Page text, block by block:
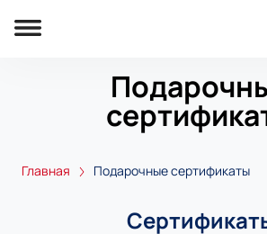
Главная Подарочные сертификаты